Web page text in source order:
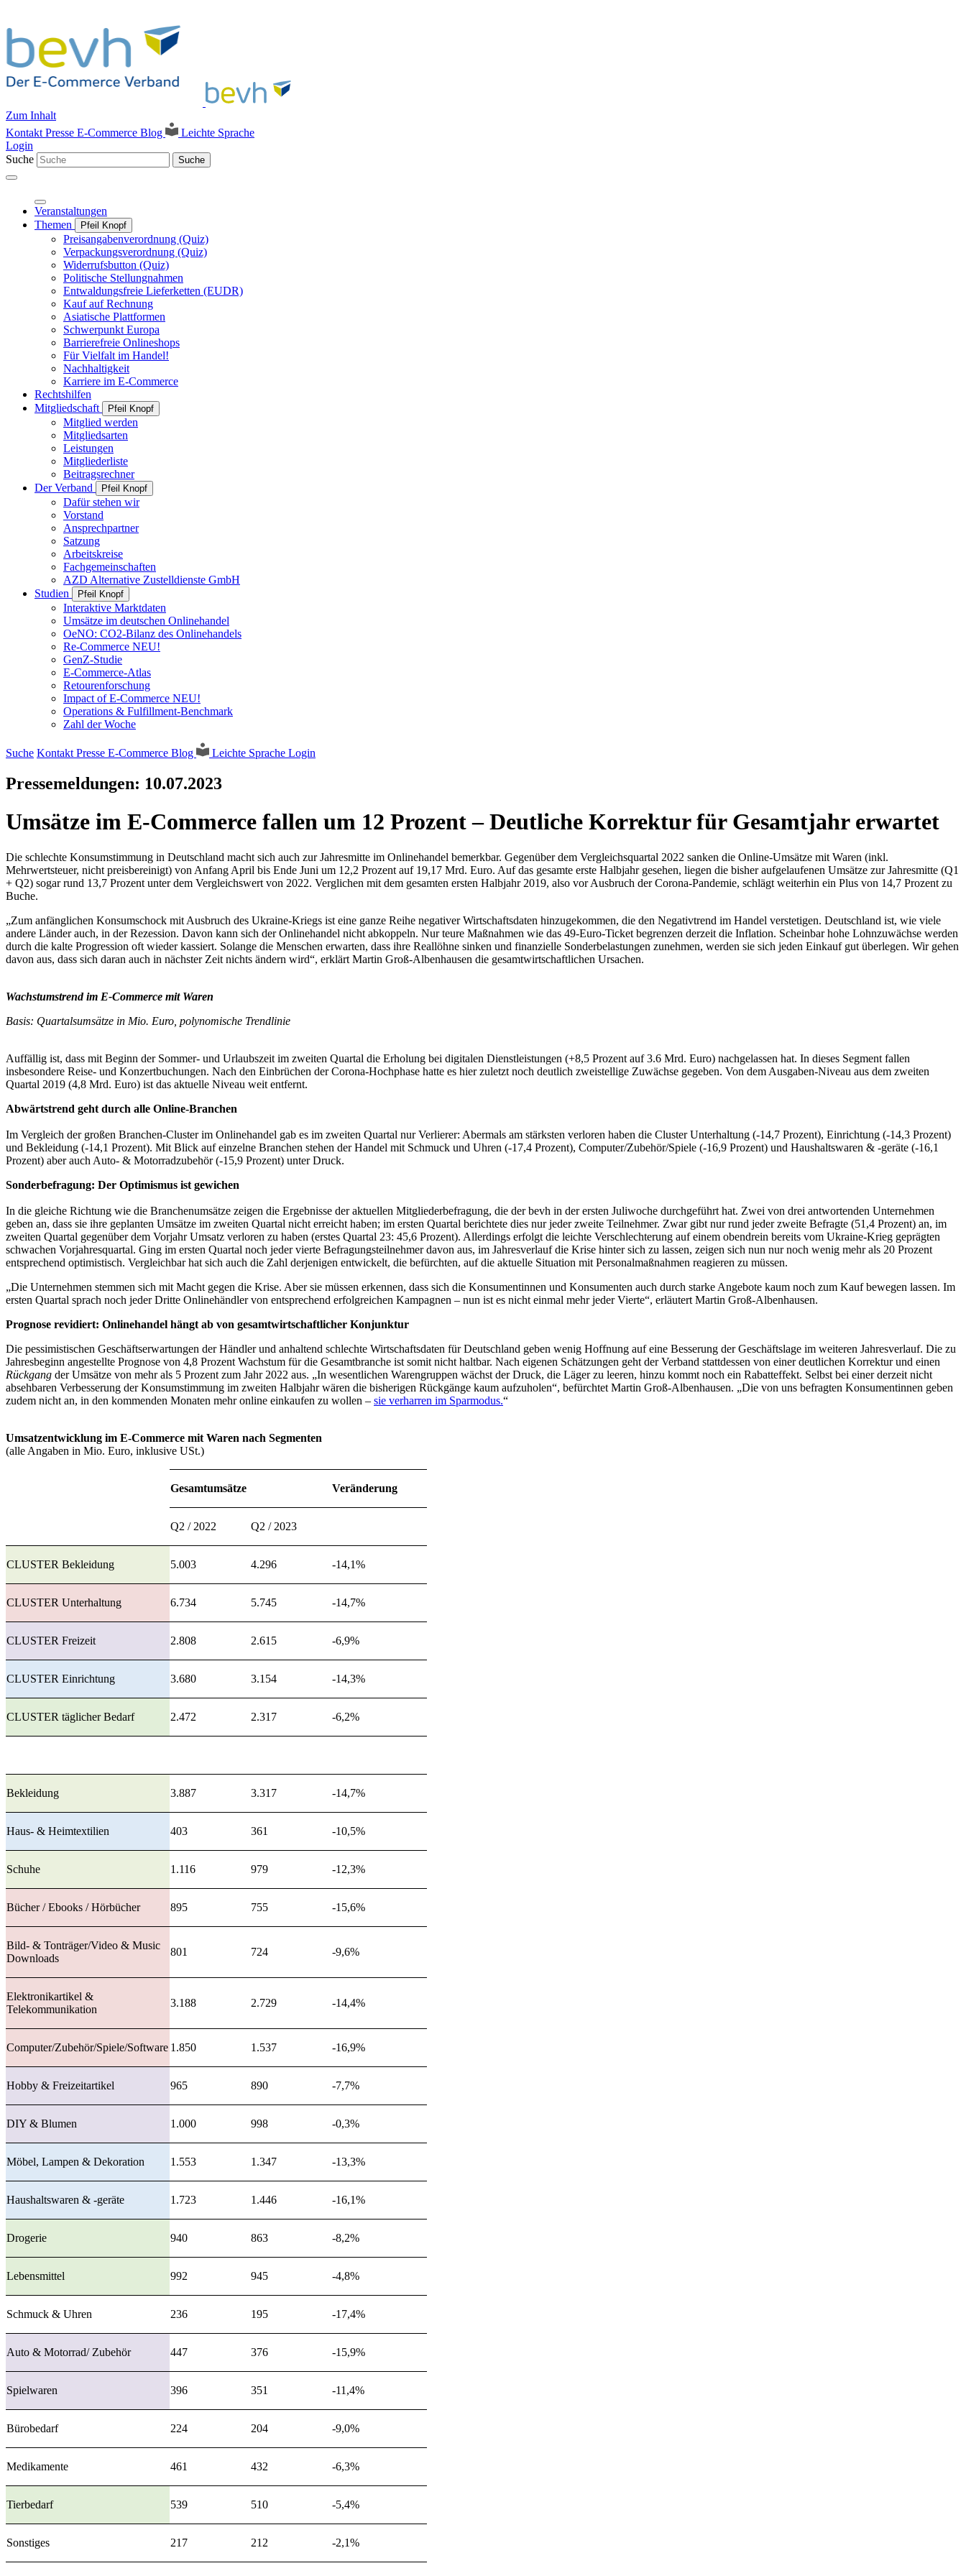
Zum Inhalt
Kontakt Presse E-Commerce Blog
Leichte Sprache
Login
Suche
Suche
Veranstaltungen
Themen
Pfeil Knopf
Preisangabenverordnung (Quiz)
Verpackungsverordnung (Quiz)
Widerrufsbutton (Quiz)
Politische Stellungnahmen
Entwaldungsfreie Lieferketten (EUDR)
Kauf auf Rechnung
Asiatische Plattformen
Schwerpunkt Europa
Barrierefreie Onlineshops
Für Vielfalt im Handel!
Nachhaltigkeit
Karriere im E-Commerce
Rechtshilfen
Mitgliedschaft
Pfeil Knopf
Mitglied werden
Mitgliedsarten
Leistungen
Mitgliederliste
Beitragsrechner
Der Verband
Pfeil Knopf
Dafür stehen wir
Vorstand
Ansprechpartner
Satzung
Arbeitskreise
Fachgemeinschaften
AZD Alternative Zustelldienste GmbH
Studien
Pfeil Knopf
Interaktive Marktdaten
Umsätze im deutschen Onlinehandel
OeNO: CO2-Bilanz des Onlinehandels
Re-Commerce NEU!
GenZ-Studie
E-Commerce-Atlas
Retourenforschung
Impact of E-Commerce NEU!
Operations & Fulfillment-Benchmark
Zahl der Woche
Suche Kontakt Presse E-Commerce Blog Leichte Sprache Login
Pressemeldungen: 10.07.2023
Umsätze im E-Commerce fallen um 12 Prozent – Deutliche Korrektur für Gesamtjahr erwartet
Die schlechte Konsumstimmung in Deutschland macht sich auch zur Jahresmitte im Onlinehandel bemerkbar. Gegenüber dem Vergleichsquartal 2022 sanken die Online-Umsätze mit Waren (inkl.
Mehrwertsteuer, nicht preisbereinigt) von Anfang April bis Ende Juni um 12,2 Prozent auf 19,17 Mrd. Euro. Auf das gesamte erste Halbjahr gesehen, liegen die bisher aufgelaufenen Umsätze zur Jahresmitte (Q1
+ Q2) sogar rund 13,7 Prozent unter dem Vergleichswert von 2022. Verglichen mit dem gesamten ersten Halbjahr 2019, also vor Ausbruch der Corona-Pandemie, schlägt weiterhin ein Plus von 14,7 Prozent zu
Buche.
„Zum anfänglichen Konsumschock mit Ausbruch des Ukraine-Kriegs ist eine ganze Reihe negativer Wirtschaftsdaten hinzugekommen, die den Negativtrend im Handel verstetigen. Deutschland ist, wie viele
andere Länder auch, in der Rezession. Davon kann sich der Onlinehandel nicht abkoppeln. Nur teure Maßnahmen wie das 49-Euro-Ticket begrenzen derzeit die Inflation. Scheinbar hohe Lohnzuwächse werden
durch die kalte Progression oft wieder kassiert. Solange die Menschen erwarten, dass ihre Reallöhne sinken und finanzielle Sonderbelastungen zunehmen, werden sie sich jeden Einkauf gut überlegen. Wir gehen
davon aus, dass sich daran auch in nächster Zeit nichts ändern wird“, erklärt Martin Groß-Albenhausen die gesamtwirtschaftlichen Ursachen.
Wachstumstrend im E-Commerce mit Waren
Basis: Quartalsumsätze in Mio. Euro, polynomische Trendlinie
Auffällig ist, dass mit Beginn der Sommer- und Urlaubszeit im zweiten Quartal die Erholung bei digitalen Dienstleistungen (+8,5 Prozent auf 3.6 Mrd. Euro) nachgelassen hat. In dieses Segment fallen
insbesondere Reise- und Konzertbuchungen. Nach den Einbrüchen der Corona-Hochphase hatte es hier zuletzt noch deutlich zweistellige Zuwächse gegeben. Von dem Ausgaben-Niveau aus dem zweiten
Quartal 2019 (4,8 Mrd. Euro) ist das aktuelle Niveau weit entfernt.
Abwärtstrend geht durch alle Online-Branchen
Im Vergleich der großen Branchen-Cluster im Onlinehandel gab es im zweiten Quartal nur Verlierer: Abermals am stärksten verloren haben die Cluster Unterhaltung (-14,7 Prozent), Einrichtung (-14,3 Prozent)
und Bekleidung (-14,1 Prozent). Mit Blick auf einzelne Branchen stehen der Handel mit Schmuck und Uhren (-17,4 Prozent), Computer/Zubehör/Spiele (-16,9 Prozent) und Haushaltswaren & -geräte (-16,1
Prozent) aber auch Auto- & Motorradzubehör (-15,9 Prozent) unter Druck.
Sonderbefragung: Der Optimismus ist gewichen
In die gleiche Richtung wie die Branchenumsätze zeigen die Ergebnisse der aktuellen Mitgliederbefragung, die der bevh in der ersten Juliwoche durchgeführt hat. Zwei von drei antwortenden Unternehmen
geben an, dass sie ihre geplanten Umsätze im zweiten Quartal nicht erreicht haben; im ersten Quartal berichtete dies nur jeder zweite Teilnehmer. Zwar gibt nur rund jeder zweite Befragte (51,4 Prozent) an, im
zweiten Quartal gegenüber dem Vorjahr Umsatz verloren zu haben (erstes Quartal 23: 45,6 Prozent). Allerdings erfolgt die leichte Verschlechterung auf einem obendrein bereits vom Ukraine-Krieg geprägten
schwachen Vorjahresquartal. Ging im ersten Quartal noch jeder vierte Befragungsteilnehmer davon aus, im Jahresverlauf die Krise hinter sich zu lassen, zeigen sich nun nur noch wenig mehr als 20 Prozent
entsprechend optimistisch. Vergleichbar hat sich auch die Zahl derjenigen entwickelt, die befürchten, auf die aktuelle Situation mit Personalmaßnahmen reagieren zu müssen.
„Die Unternehmen stemmen sich mit Macht gegen die Krise. Aber sie müssen erkennen, dass sich die Konsumentinnen und Konsumenten auch durch starke Angebote kaum noch zum Kauf bewegen lassen. Im
ersten Quartal sprach noch jeder Dritte Onlinehändler von entsprechend erfolgreichen Kampagnen – nun ist es nicht einmal mehr jeder Vierte“, erläutert Martin Groß-Albenhausen.
Prognose revidiert: Onlinehandel hängt ab von gesamtwirtschaftlicher Konjunktur
Die pessimistischen Geschäftserwartungen der Händler und anhaltend schlechte Wirtschaftsdaten für Deutschland geben wenig Hoffnung auf eine Besserung der Geschäftslage im weiteren Jahresverlauf. Die zu
Jahresbeginn angestellte Prognose von 4,8 Prozent Wachstum für die Gesamtbranche ist somit nicht haltbar. Nach eigenen Schätzungen geht der Verband stattdessen von einer deutlichen Korrektur und einen
Rückgang der Umsätze von mehr als 5 Prozent zum Jahr 2022 aus. „In wesentlichen Warengruppen wächst der Druck, die Läger zu leeren, hinzu kommt noch ein Rabatteffekt. Selbst bei einer derzeit nicht
absehbaren Verbesserung der Konsumstimmung im zweiten Halbjahr wären die bisherigen Rückgänge kaum aufzuholen“, befürchtet Martin Groß-Albenhausen. „Die von uns befragten Konsumentinnen geben
zudem nicht an, in den kommenden Monaten mehr online einkaufen zu wollen – sie verharren im Sparmodus.“
Umsatzentwicklung im E-Commerce mit Waren nach Segmenten
(alle Angaben in Mio. Euro, inklusive USt.)
Gesamtumsätze Veränderung
Q2 / 2022 Q2 / 2023
CLUSTER Bekleidung 5.003 4.296 -14,1%
CLUSTER Unterhaltung 6.734 5.745 -14,7%
CLUSTER Freizeit 2.808 2.615 -6,9%
CLUSTER Einrichtung 3.680 3.154 -14,3%
CLUSTER täglicher Bedarf 2.472 2.317 -6,2%
Bekleidung 3.887 3.317 -14,7%
Haus- & Heimtextilien 403 361 -10,5%
Schuhe 1.116 979 -12,3%
Bücher / Ebooks / Hörbücher 895 755 -15,6%
Bild- & Tonträger/Video & Music
Downloads
801 724 -9,6%
Elektronikartikel &
Telekommunikation
3.188 2.729 -14,4%
Computer/Zubehör/Spiele/Software 1.850 1.537 -16,9%
Hobby & Freizeitartikel 965 890 -7,7%
DIY & Blumen 1.000 998 -0,3%
Möbel, Lampen & Dekoration 1.553 1.347 -13,3%
Haushaltswaren & -geräte 1.723 1.446 -16,1%
Drogerie 940 863 -8,2%
Lebensmittel 992 945 -4,8%
Schmuck & Uhren 236 195 -17,4%
Auto & Motorrad/ Zubehör 447 376 -15,9%
Spielwaren 396 351 -11,4%
Bürobedarf 224 204 -9,0%
Medikamente 461 432 -6,3%
Tierbedarf 539 510 -5,4%
Sonstiges 217 212 -2,1%